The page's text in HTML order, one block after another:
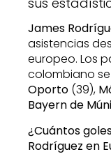
James
asistencias
europeo. Los
colombiano
Oporto (39),
Bayern de
¿Cuántos
Rodríguez en